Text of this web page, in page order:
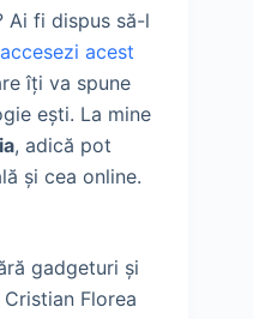
Ai fi dispus să-l
acest
îți va spune
ești. La mine
, adică pot
și cea online.